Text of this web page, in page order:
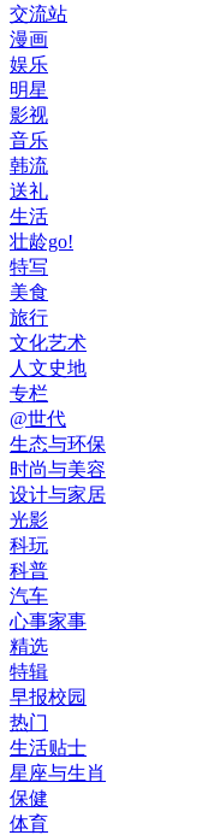
交流站
漫画
娱乐
明星
影视
音乐
韩流
送礼
生活
壮龄go!
特写
美食
旅行
文化艺术
人文史地
专栏
@世代
生态与环保
时尚与美容
设计与家居
光影
科玩
科普
汽车
心事家事
精选
特辑
早报校园
热门
生活贴士
星座与生肖
保健
体育